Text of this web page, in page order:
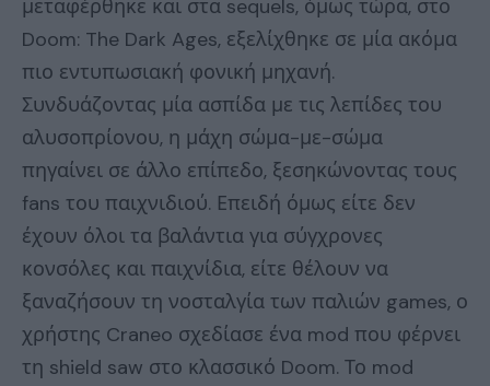
μεταφέρθηκε και στα sequels, όμως τώρα, στο
Doom: The Dark Ages, εξελίχθηκε σε μία ακόμα
πιο εντυπωσιακή φονική μηχανή.
Συνδυάζοντας μία ασπίδα με τις λεπίδες του
αλυσοπρίονου, η μάχη σώμα-με-σώμα
πηγαίνει σε άλλο επίπεδο, ξεσηκώνοντας τους
fans του παιχνιδιού. Επειδή όμως είτε δεν
έχουν όλοι τα βαλάντια για σύγχρονες
κονσόλες και παιχνίδια, είτε θέλουν να
ξαναζήσουν τη νοσταλγία των παλιών games, ο
χρήστης Craneo σχεδίασε ένα mod που φέρνει
τη shield saw στο κλασσικό Doom. Το mod